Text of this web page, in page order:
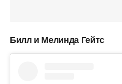
Билл и Мелинда Гейтс